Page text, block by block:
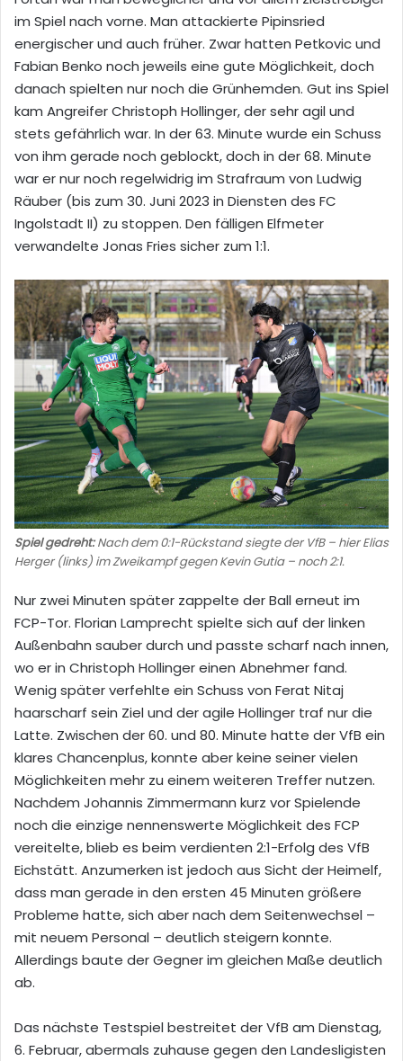
im Spiel nach vorne. Man attackierte Pipinsried
energischer und auch früher. Zwar hatten Petkovic und
Fabian Benko noch jeweils eine gute Möglichkeit, doch
danach spielten nur noch die Grünhemden. Gut ins Spiel
kam Angreifer Christoph Hollinger, der sehr agil und
stets gefährlich war. In der 63. Minute wurde ein Schuss
von ihm gerade noch geblockt, doch in der 68. Minute
war er nur noch regelwidrig im Strafraum von Ludwig
Räuber (bis zum 30. Juni 2023 in Diensten des FC
Ingolstadt II) zu stoppen. Den fälligen Elfmeter
verwandelte Jonas Fries sicher zum 1:1.
Spiel gedreht:Nach dem 0:1-Rückstand siegte der VfB – hier Elias
Herger (links) im Zweikampf gegen Kevin Gutia – noch 2:1.
Nur zwei Minuten später zappelte der Ball erneut im
FCP-Tor. Florian Lamprecht spielte sich auf der linken
Außenbahn sauber durch und passte scharf nach innen,
wo er in Christoph Hollinger einen Abnehmer fand.
Wenig später verfehlte ein Schuss von Ferat Nitaj
haarscharf sein Ziel und der agile Hollinger traf nur die
Latte. Zwischen der 60. und 80. Minute hatte der VfB ein
klares Chancenplus, konnte aber keine seiner vielen
Möglichkeiten mehr zu einem weiteren Treffer nutzen.
Nachdem Johannis Zimmermann kurz vor Spielende
noch die einzige nennenswerte Möglichkeit des FCP
vereitelte, blieb es beim verdienten 2:1-Erfolg des VfB
Eichstätt. Anzumerken ist jedoch aus Sicht der Heimelf,
dass man gerade in den ersten 45 Minuten größere
Probleme hatte, sich aber nach dem Seitenwechsel –
mit neuem Personal – deutlich steigern konnte.
Allerdings baute der Gegner im gleichen Maße deutlich
ab.
Das nächste Testspiel bestreitet der VfB am Dienstag,
6. Februar, abermals zuhause gegen den Landesligisten